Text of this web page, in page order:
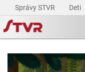
Správy STVR Deti